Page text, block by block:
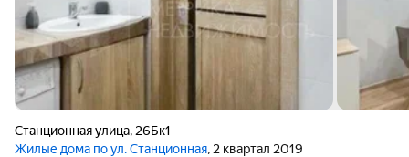
Станционная улица, 26Бк1
Жилые дома по ул. Станционная, 2 квартал 2019